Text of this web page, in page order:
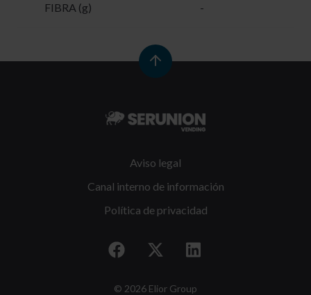
FIBRA (g) -
Aviso legal
Canal interno de información
Política de privacidad
© 2026 Elior Group